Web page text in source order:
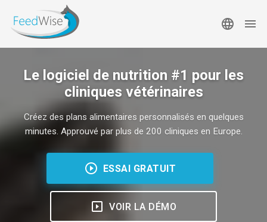
Le logiciel de nutrition #1 pour les
cliniques vétérinaires
Créez des plans alimentaires personnalisés en quelques
minutes. Approuvé par plus de 200 cliniques en Europe.
ESSAI GRATUIT
VOIR LA DÉMO